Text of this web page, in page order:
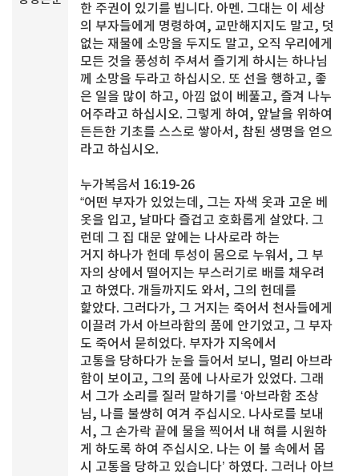
한 주권이 있기를 빕니다. 아멘. 그대는 이 세상
의 부자들에게 명령하여, 교만해지지도 말고, 덧
없는 재물에 소망을 두지도 말고, 오직 우리에게
모든 것을 풍성히 주셔서 즐기게 하시는 하나님
께 소망을 두라고 하십시오. 또 선을 행하고, 좋
은 일을 많이 하고, 아낌 없이 베풀고, 즐겨 나누
어주라고 하십시오. 그렇게 하여, 앞날을 위하여
든든한 기초를 스스로 쌓아서, 참된 생명을 얻으
라고 하십시오.
누가복음서 16:19-26
“어떤 부자가 있었는데, 그는 자색 옷과 고운 베
옷을 입고, 날마다 즐겁고 호화롭게 살았다. 그
런데 그 집 대문 앞에는 나사로라 하는
거지 하나가 헌데 투성이 몸으로 누워서, 그 부
자의 상에서 떨어지는 부스러기로 배를 채우려
고 하였다. 개들까지도 와서, 그의 헌데를
핥았다. 그러다가, 그 거지는 죽어서 천사들에게
이끌려 가서 아브라함의 품에 안기었고, 그 부자
도 죽어서 묻히었다. 부자가 지옥에서
고통을 당하다가 눈을 들어서 보니, 멀리 아브라
함이 보이고, 그의 품에 나사로가 있었다. 그래
서 그가 소리를 질러 말하기를 ‘아브라함 조상
님, 나를 불쌍히 여겨 주십시오. 나사로를 보내
서, 그 손가락 끝에 물을 찍어서 내 혀를 시원하
게 하도록 하여 주십시오. 나는 이 불 속에서 몹
시 고통을 당하고 있습니다’ 하였다. 그러나 아브